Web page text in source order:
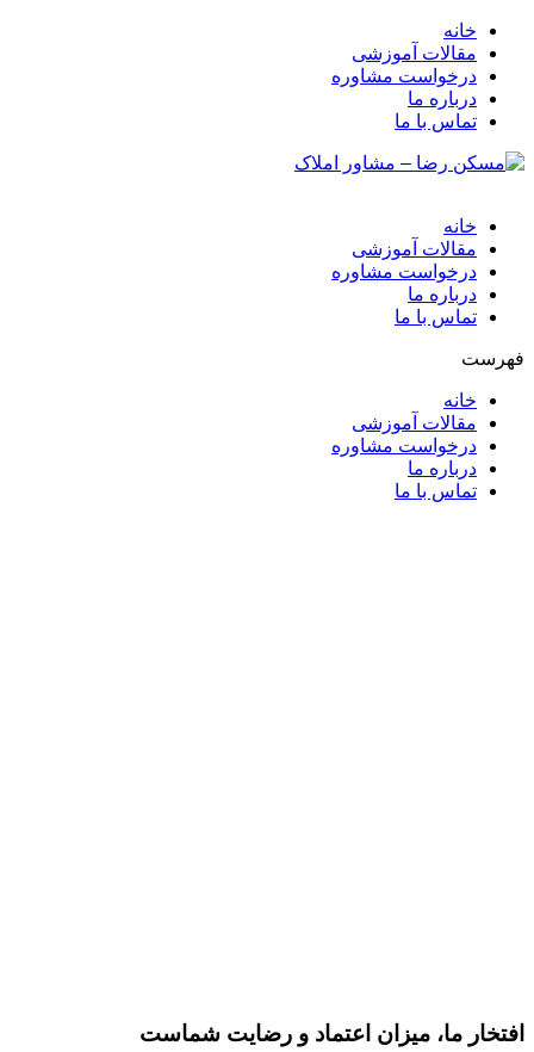
خانه
مقالات آموزشی
درخواست مشاوره
درباره ما
تماس با ما
خانه
مقالات آموزشی
درخواست مشاوره
درباره ما
تماس با ما
فهرست
خانه
مقالات آموزشی
درخواست مشاوره
درباره ما
تماس با ما
افتخار ما، میزان اعتماد و رضایت شماست